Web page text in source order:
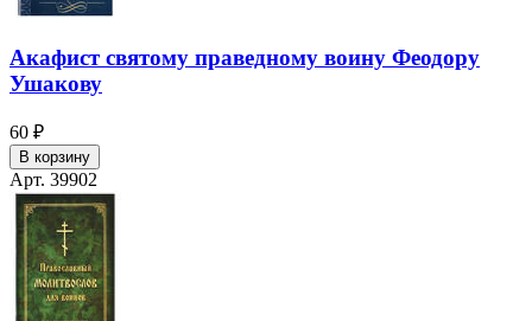
Акафист святому праведному воину Феодору
Ушакову
60 ₽
В корзину
Арт. 39902